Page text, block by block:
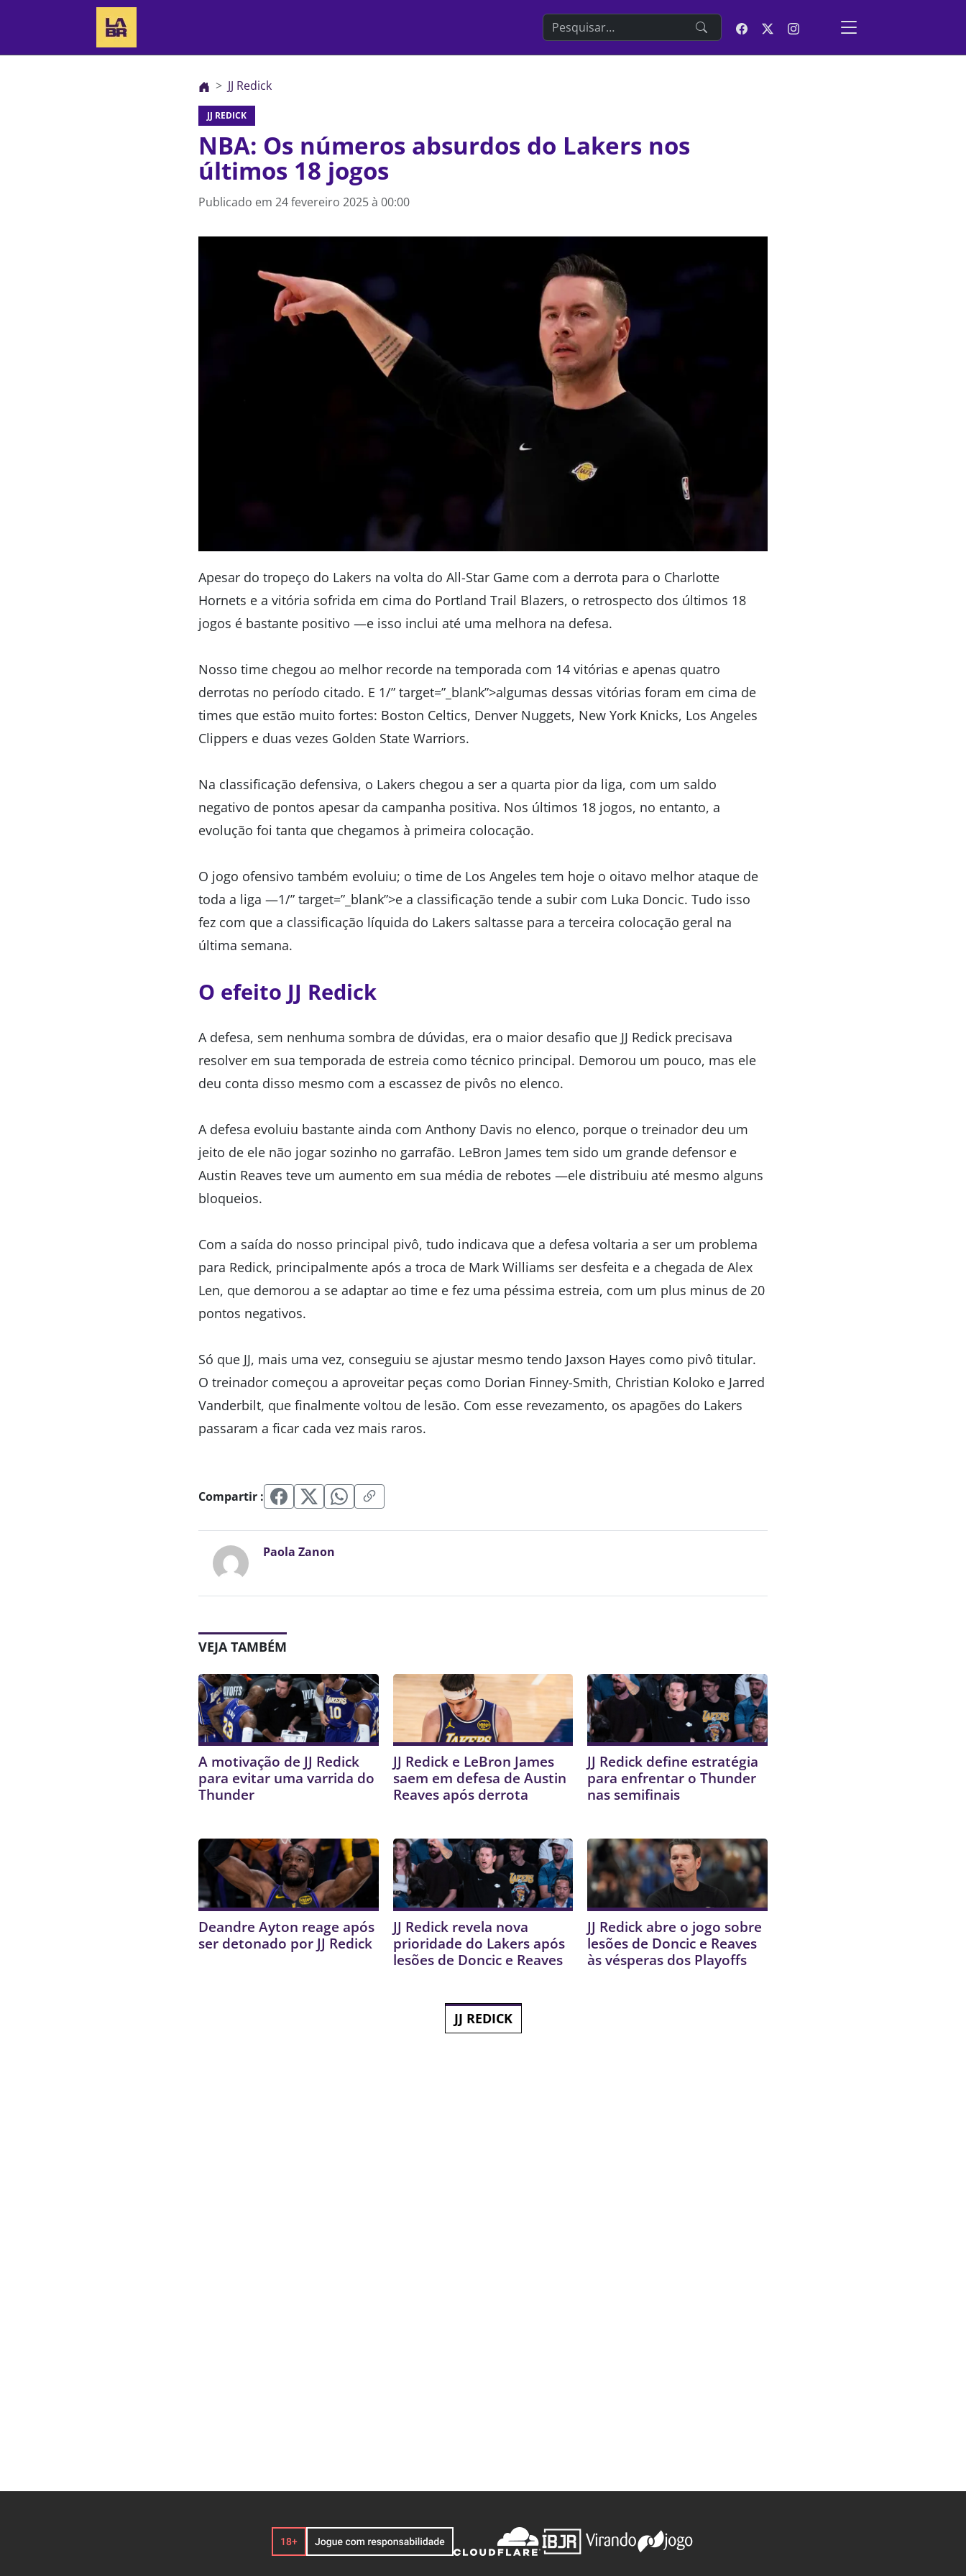
Search the website
JJ Redick
JJ REDICK
NBA: Os números absurdos do Lakers nos
últimos 18 jogos
Publicado em 24 fevereiro 2025 à 00:00
Apesar do tropeço do Lakers na volta do All-Star Game com a derrota para o Charlotte
Hornets e a vitória sofrida em cima do Portland Trail Blazers, o retrospecto dos últimos 18
jogos é bastante positivo —e isso inclui até uma melhora na defesa.
Nosso time chegou ao melhor recorde na temporada com 14 vitórias e apenas quatro
derrotas no período citado. E 1/” target=”_blank”>algumas dessas vitórias foram em cima de
times que estão muito fortes: Boston Celtics, Denver Nuggets, New York Knicks, Los Angeles
Clippers e duas vezes Golden State Warriors.
Na classificação defensiva, o Lakers chegou a ser a quarta pior da liga, com um saldo
negativo de pontos apesar da campanha positiva. Nos últimos 18 jogos, no entanto, a
evolução foi tanta que chegamos à primeira colocação.
O jogo ofensivo também evoluiu; o time de Los Angeles tem hoje o oitavo melhor ataque de
toda a liga —1/” target=”_blank”>e a classificação tende a subir com Luka Doncic. Tudo isso
fez com que a classificação líquida do Lakers saltasse para a terceira colocação geral na
última semana.
O efeito JJ Redick
A defesa, sem nenhuma sombra de dúvidas, era o maior desafio que JJ Redick precisava
resolver em sua temporada de estreia como técnico principal. Demorou um pouco, mas ele
deu conta disso mesmo com a escassez de pivôs no elenco.
A defesa evoluiu bastante ainda com Anthony Davis no elenco, porque o treinador deu um
jeito de ele não jogar sozinho no garrafão. LeBron James tem sido um grande defensor e
Austin Reaves teve um aumento em sua média de rebotes —ele distribuiu até mesmo alguns
bloqueios.
Com a saída do nosso principal pivô, tudo indicava que a defesa voltaria a ser um problema
para Redick, principalmente após a troca de Mark Williams ser desfeita e a chegada de Alex
Len, que demorou a se adaptar ao time e fez uma péssima estreia, com um plus minus de 20
pontos negativos.
Só que JJ, mais uma vez, conseguiu se ajustar mesmo tendo Jaxson Hayes como pivô titular.
O treinador começou a aproveitar peças como Dorian Finney-Smith, Christian Koloko e Jarred
Vanderbilt, que finalmente voltou de lesão. Com esse revezamento, os apagões do Lakers
passaram a ficar cada vez mais raros.
Compartir :
Paola Zanon
VEJA TAMBÉM
A motivação de JJ Redick
para evitar uma varrida do
Thunder
JJ Redick e LeBron James
saem em defesa de Austin
Reaves após derrota
JJ Redick define estratégia
para enfrentar o Thunder
nas semifinais
Deandre Ayton reage após
ser detonado por JJ Redick
JJ Redick revela nova
prioridade do Lakers após
lesões de Doncic e Reaves
JJ Redick abre o jogo sobre
lesões de Doncic e Reaves
às vésperas dos Playoffs
JJ REDICK